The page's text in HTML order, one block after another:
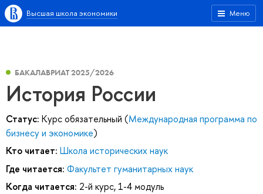
Меню
Высшая школа экономики
БАКАЛАВРИАТ 2025/2026
История России
Статус: Курс обязательный (Международная программа по
бизнесу и экономике)
Кто читает: Школа исторических наук
Где читается: Факультет гуманитарных наук
Когда читается: 2-й курс, 1-4 модуль